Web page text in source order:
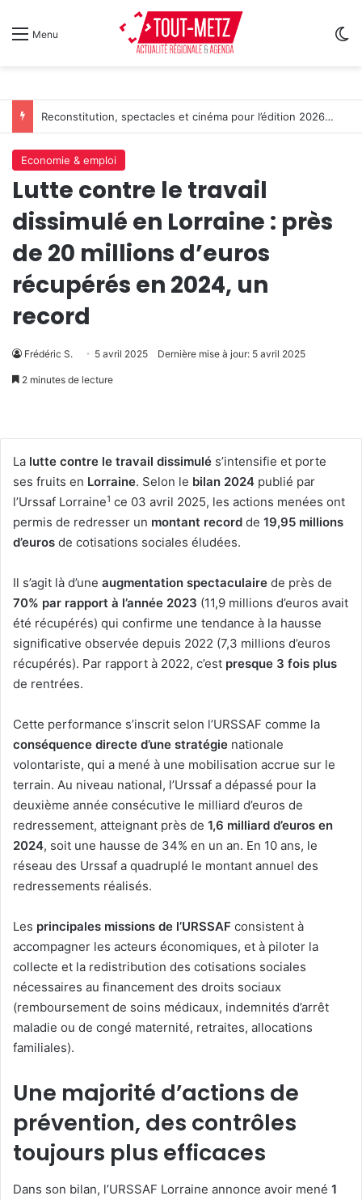
Menu
Reconstitution, spectacles et cinéma pour l’édition 2026 de « Ça tombe comme à Gravelotte »
Economie & emploi
Lutte contre le travail
dissimulé en Lorraine : près
de 20 millions d’euros
récupérés en 2024, un
record
Frédéric S. 5 avril 2025 Dernière mise à jour: 5 avril 2025
2 minutes de lecture
La lutte contre le travail dissimulé s’intensifie et porte
ses fruits en Lorraine. Selon le bilan 2024 publié par
l’Urssaf Lorraine1 ce 03 avril 2025, les actions menées ont
permis de redresser un montant record de 19,95 millions
d’euros de cotisations sociales éludées.
Il s’agit là d’une augmentation spectaculaire de près de
70% par rapport à l’année 2023 (11,9 millions d’euros avait
été récupérés) qui confirme une tendance à la hausse
significative observée depuis 2022 (7,3 millions d’euros
récupérés). Par rapport à 2022, c’est presque 3 fois plus
de rentrées.
Cette performance s’inscrit selon l’URSSAF comme la
conséquence directe d’une stratégie nationale
volontariste, qui a mené à une mobilisation accrue sur le
terrain. Au niveau national, l’Urssaf a dépassé pour la
deuxième année consécutive le milliard d’euros de
redressement, atteignant près de 1,6 milliard d’euros en
2024, soit une hausse de 34% en un an. En 10 ans, le
réseau des Urssaf a quadruplé le montant annuel des
redressements réalisés.
Les principales missions de l’URSSAF consistent à
accompagner les acteurs économiques, et à piloter la
collecte et la redistribution des cotisations sociales
nécessaires au financement des droits sociaux
(remboursement de soins médicaux, indemnités d’arrêt
maladie ou de congé maternité, retraites, allocations
familiales).
Une majorité d’actions de
prévention, des contrôles
toujours plus efficaces
Dans son bilan, l’URSSAF Lorraine annonce avoir mené 1